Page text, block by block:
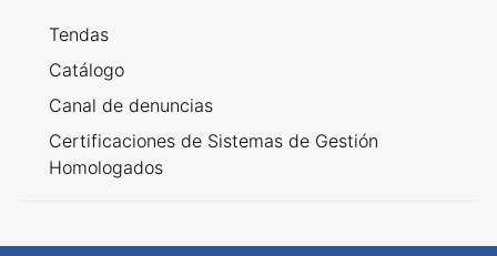
Tendas
Catálogo
Canal de denuncias
Certificaciones de Sistemas de Gestión
Homologados